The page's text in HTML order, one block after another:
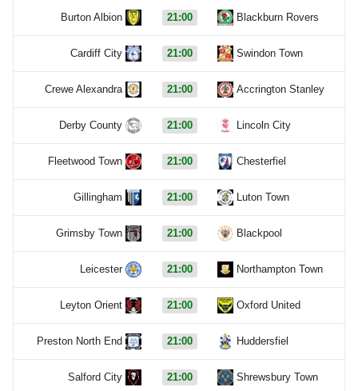
Burton Albion 21:00 Blackburn Rovers
Cardiff City 21:00 Swindon Town
Crewe Alexandra 21:00 Accrington Stanley
Derby County 21:00 Lincoln City
Fleetwood Town 21:00 Chesterfiel
Gillingham 21:00 Luton Town
Grimsby Town 21:00 Blackpool
Leicester 21:00 Northampton Town
Leyton Orient 21:00 Oxford United
Preston North End 21:00 Huddersfiel
Salford City 21:00 Shrewsbury Town